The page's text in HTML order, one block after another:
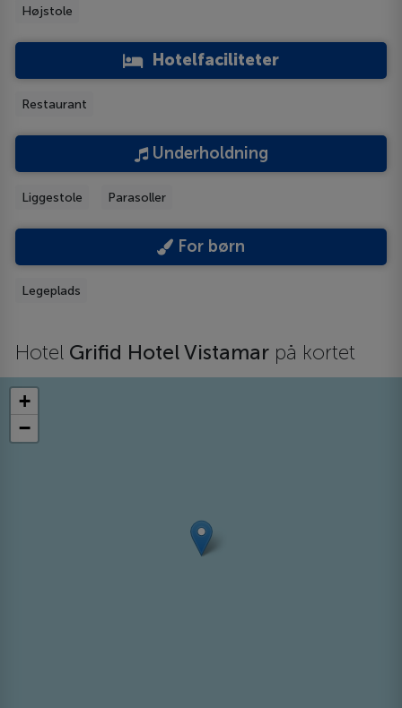
Højstole
Hotelfaciliteter
Restaurant
Underholdning
Liggestole Parasoller
For børn
Legeplads
Hotel Grifid Hotel Vistamar på kortet
+
−